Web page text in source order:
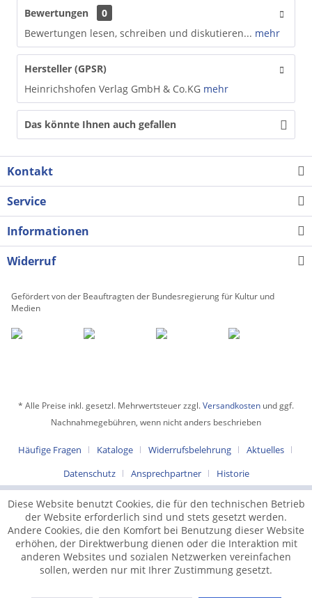
Bewertungen
0
Bewertungen lesen, schreiben und diskutieren... mehr
Hersteller (GPSR)
Heinrichshofen Verlag GmbH & Co.KG mehr
Das könnte Ihnen auch gefallen
Kontakt
Service
Informationen
Widerruf
Gefördert von der Beauftragten der Bundesregierung für Kultur und
Medien
* Alle Preise inkl. gesetzl. Mehrwertsteuer zzgl.Versandkosten und ggf.
Nachnahmegebühren, wenn nicht anders beschrieben
Häufige Fragen Kataloge Widerrufsbelehrung
Aktuelles
Datenschutz
Ansprechpartner Historie
Diese Website benutzt Cookies, die für den technischen Betrieb
der Website erforderlich sind und stets gesetzt werden.
Andere Cookies, die den Komfort bei Benutzung dieser Website
erhöhen, der Direktwerbung dienen oder die Interaktion mit
anderen Websites und sozialen Netzwerken vereinfachen
sollen, werden nur mit Ihrer Zustimmung gesetzt.